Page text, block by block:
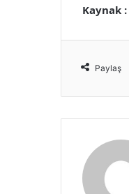
Kaynak :
Paylaş